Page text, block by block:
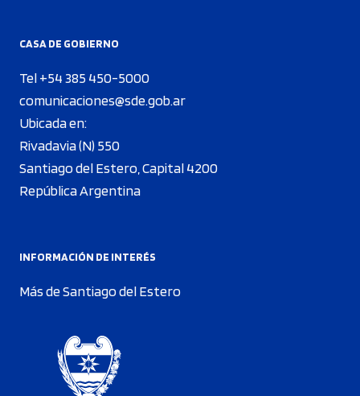
CASA DE GOBIERNO
Tel +54 385 450-5000
comunicaciones@sde.gob.ar
Ubicada en:
Rivadavia (N) 550
Santiago del Estero, Capital 4200
República Argentina
INFORMACIÓN DE INTERÉS
Más de Santiago del Estero